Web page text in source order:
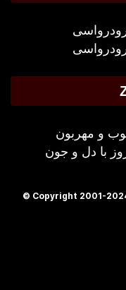
و مهربون
با دل و جون
© Copyright 2001-